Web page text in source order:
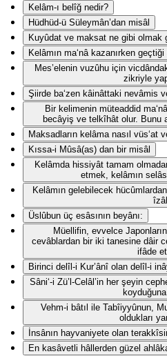
Kelâm-ı belîğ nedir?
Hüdhüd-ü Süleymân’dan misâl
Kuyûdat ve maksat ne gibi olmak
Kelâmın ma‘nâ kazanırken
Mes’elenin vuzûhu için
zikriyle
Şiirde ba‘zen kâinâttaki nevâmis
Bir kelimenin müteaddid
becâyiş ve telkîhât olur. Bunu
Maksadların kelâma nasıl vüs‘at
Kıssa-i Mûsâ(as) dan bir misâl
Kelâmda hissiyât tamam
etmek, kelâmın
Kelâmın gelebilecek
Üslûbun üç esâsının beyânı:
Müellifin, evvelce
cevâblardan bir iki tanesine dâir
ifâde
Birinci delîl-i Kur’ânî olan delîl-i
Sâni‘-i Zü’l-Celâl’in her şeyin
Vehm-i bâtıl ile Tabîiyyûnun,
oldukları
İnsânın hayvaniyete olan
En kasâvetli hâllerden güzel